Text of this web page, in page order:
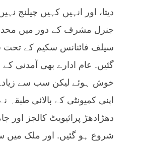
دیتا، اور انہیں کہیں چیلنج
جنرل مشرف کے دور میں محدود
سیلف فائنانس سکیم کے تحت
گئیں. عام ادارے بھی آمدنی
خوش ہوئے لیکن سب سے
اپنی کمیونٹی کے بالائی طبقہ نے
دھڑادھڑ پرائیویٹ کالجز اور
شروع ہو گئیں. اور ملک